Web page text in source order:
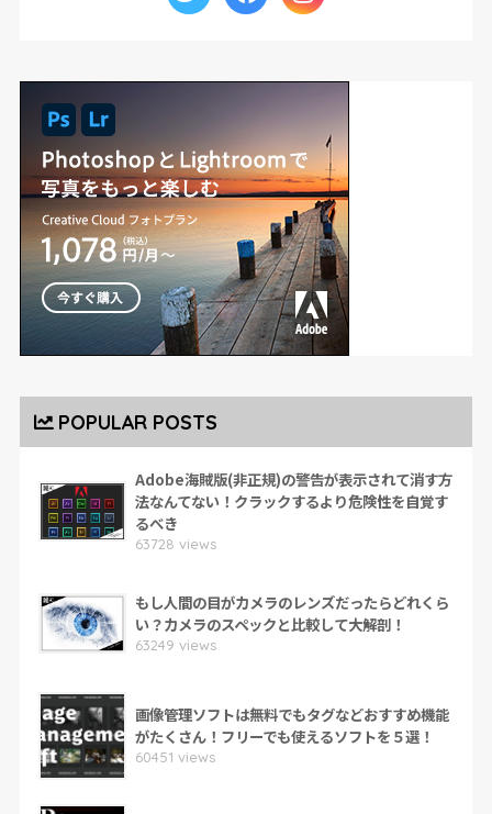
POPULAR POSTS
Adobe海賊版(非正規)の警告が表示されて消す方
法なんてない！クラックするより危険性を自覚す
るべき
63728 views
もし人間の目がカメラのレンズだったらどれくら
い？カメラのスペックと比較して大解剖！
63249 views
画像管理ソフトは無料でもタグなどおすすめ機能
がたくさん！フリーでも使えるソフトを５選！
60451 views